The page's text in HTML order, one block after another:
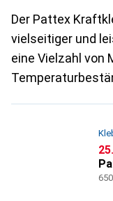
Der Pattex
vielseitiger und
eine Vielzahl von